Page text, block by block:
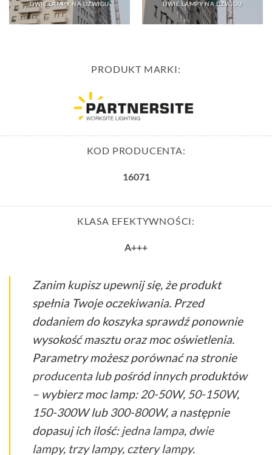
DWIE LAMPY NA DŹWIGU DWIE LAMPY NA DŹWIGU
PRODUKT MARKI:
KOD PRODUCENTA:
16071
KLASA EFEKTYWNOŚCI:
A+++
Zanim kupisz upewnij się, że produkt
spełnia Twoje oczekiwania. Przed
dodaniem do koszyka sprawdź ponownie
wysokość masztu oraz moc oświetlenia.
Parametry możesz porównać na stronie
producentalub pośród innych produktów
– wybierz moc lamp:20-50W, 50-150W,
150-300Wlub 300-800W, a następnie
dopasuj ich ilość: jedna lampa, dwie
lampy, trzy lampy, cztery lampy.